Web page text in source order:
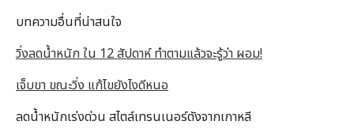
บทความอื่นที่น่าสนใจ
วิ่งลดน้ำหนัก ใน 12 สัปดาห์ ทำตามแล้วจะรู้ว่า ผอม!
เจ็บขา ขณะวิ่ง แก้ไขยังไงดีหนอ
ลดน้ำหนักเร่งด่วน สไตล์เทรนเนอร์ดังจากเกาหลี